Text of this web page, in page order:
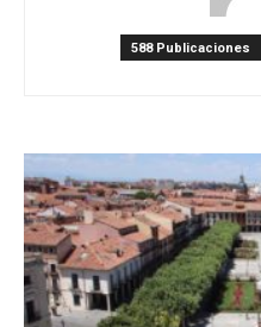
588 Publicaciones